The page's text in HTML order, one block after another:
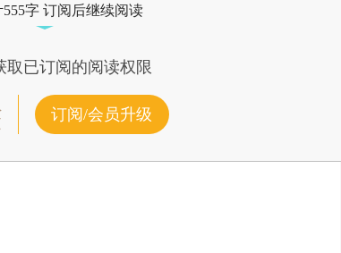
字 订阅后继续阅读
已订阅的阅读权限
订阅/会员升级